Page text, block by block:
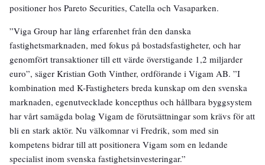
positioner hos Pareto Securities, Catella och Vasaparken.
”Viga Group har lång erfarenhet från den danska
fastighetsmarknaden, med fokus på bostadsfastigheter, och har
genomfört transaktioner till ett värde överstigande 1,2 miljarder
euro”, säger Kristian Goth Vinther, ordförande i Vigam AB. ”I
kombination med K-Fastigheters breda kunskap om den svenska
marknaden, egenutvecklade koncepthus och hållbara byggsystem
har vårt samägda bolag Vigam de förutsättningar som krävs för att
bli en stark aktör. Nu välkomnar vi Fredrik, som med sin
kompetens bidrar till att positionera Vigam som en ledande
specialist inom svenska fastighetsinvesteringar.”